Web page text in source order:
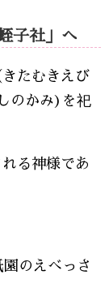
子社」へ
たむきえび
のかみ)を祀
る神様であ
のえべっさ